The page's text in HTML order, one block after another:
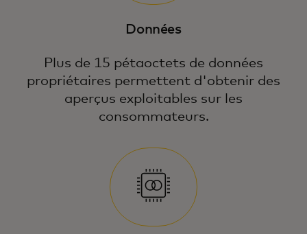
Données
Plus de 15 pétaoctets de données
propriétaires permettent d'obtenir des
aperçus exploitables sur les
consommateurs.